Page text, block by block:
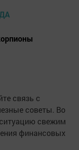
связь с
советы. Во
свежим
финансовых